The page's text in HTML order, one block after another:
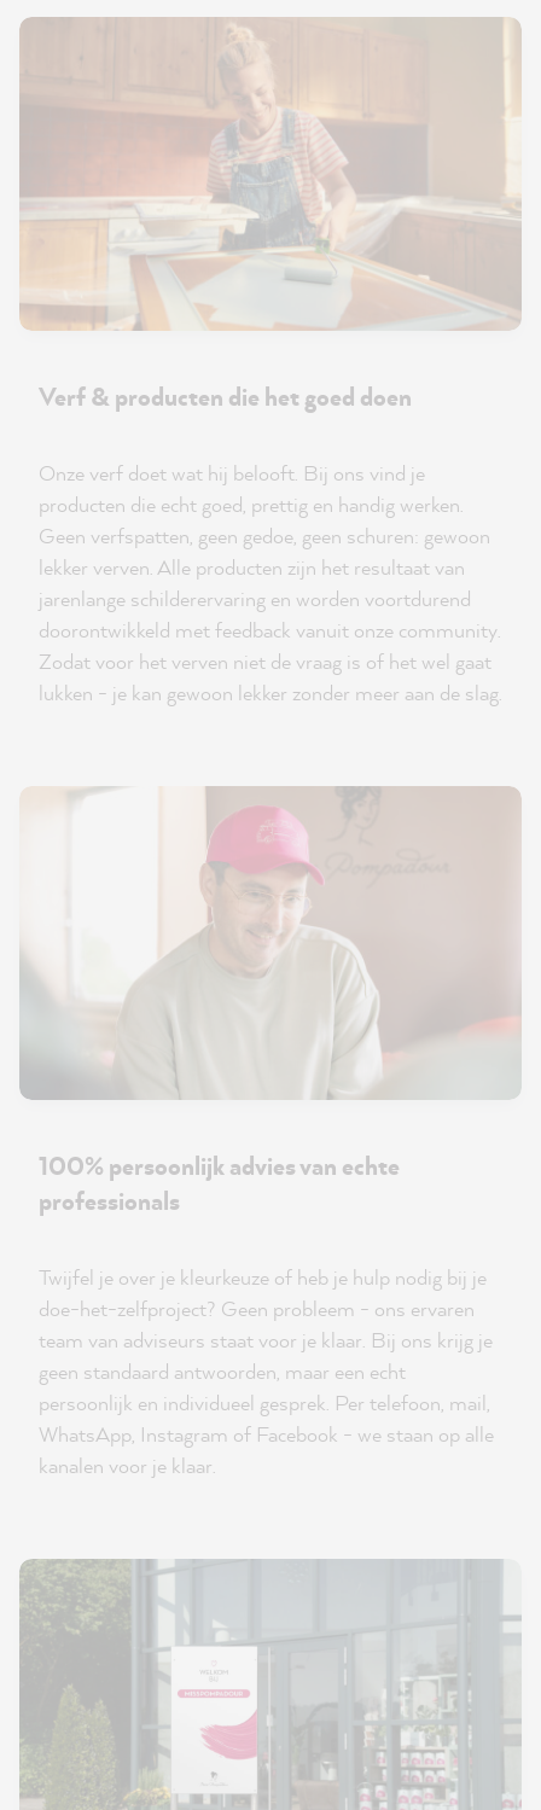
Verf & producten die het goed doen
Onze verf doet wat hij belooft. Bij ons vind je
producten die echt goed, prettig en handig werken.
Geen verfspatten, geen gedoe, geen schuren: gewoon
lekker verven. Alle producten zijn het resultaat van
jarenlange schilderervaring en worden voortdurend
doorontwikkeld met feedback vanuit onze community.
Zodat voor het verven niet de vraag is of het wel gaat
lukken - je kan gewoon lekker zonder meer aan de slag.
100% persoonlijk advies van echte
professionals
Twijfel je over je kleurkeuze of heb je hulp nodig bij je
doe-het-zelfproject? Geen probleem - ons ervaren
team van adviseurs staat voor je klaar. Bij ons krijg je
geen standaard antwoorden, maar een echt
persoonlijk en individueel gesprek. Per telefoon, mail,
WhatsApp, Instagram of Facebook - we staan op alle
kanalen voor je klaar.